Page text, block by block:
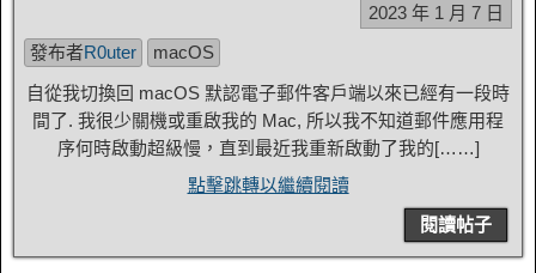
2023 年 1 月 7 日
發布者R0uter
macOS
自從我切換回 macOS 默認電子郵件客戶端以來已經有一段時
間了. 我很少關機或重啟我的 Mac, 所以我不知道郵件應用程
序何時啟動超級慢，直到最近我重新啟動了我的[……]
點擊跳轉以繼續閱讀
閱讀帖子